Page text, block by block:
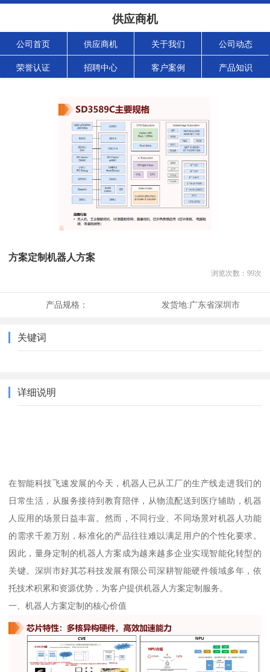
供应商机
公司首页 供应商机 关于我们 公司动态
荣誉认证 招聘中心 客户案例 产品知识
方案定制机器人方案
浏览次数： 99次
产品规格： 发货地:广东省深圳市
关键词
详细说明
在智能科技飞速发展的今天，机器人已从工厂的生产线走进我们的
日常生活，从服务接待到教育陪伴，从物流配送到医疗辅助，机器
人应用的场景日益丰富。然而，不同行业、不同场景对机器人功能
的需求千差万别，标准化的产品往往难以满足用户的个性化要求。
因此，量身定制的机器人方案成为越来越多企业实现智能化转型的
关键。深圳市好其芯科技发展有限公司深耕智能硬件领域多年，依
托技术积累和资源优势，为客户提供机器人方案定制服务。
一、机器人方案定制的核心价值